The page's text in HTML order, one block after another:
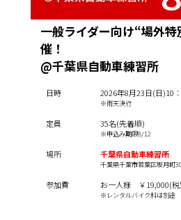
一般ライダー向け“場外
催！
@千葉県自動車練習所
日時 2026年8月23日(日)10
※雨天決行
定員 35名(先着順)
※申込み期限8/12
場所 千葉県自動車練習所
千葉県千葉市若葉区坂月町
参加費 お一人様 ￥19,000(税
※レンタルバイク料は別途